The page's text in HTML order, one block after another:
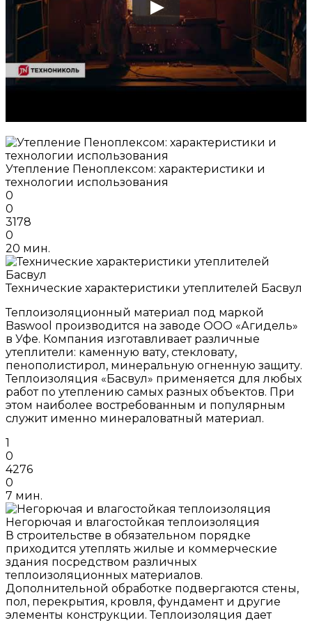
Утепление Пеноплексом: характеристики и
технологии использования
0
0
3178
0
20 мин.
Технические характеристики утеплителей Басвул
Теплоизоляционный материал под маркой
Baswool производится на заводе ООО «Агидель»
в Уфе. Компания изготавливает различные
утеплители: каменную вату, стекловату,
пенополистирол, минеральную огненную защиту.
Теплоизоляция «Басвул» применяется для любых
работ по утеплению самых разных объектов. При
этом наиболее востребованным и популярным
служит именно минераловатный материал.
1
0
4276
0
7 мин.
Негорючая и влагостойкая теплоизоляция
В строительстве в обязательном порядке
приходится утеплять жилые и коммерческие
здания посредством различных
теплоизоляционных материалов.
Дополнительной обработке подвергаются стены,
пол, перекрытия, кровля, фундамент и другие
элементы конструкции. Теплоизоляция дает